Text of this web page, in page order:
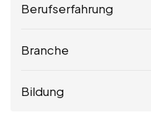
Berufserfahrung
Branche
Bildung